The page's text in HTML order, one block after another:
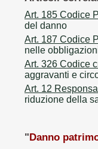
Art. 185 Codice
del danno
Art. 187 Codice
nelle
Art. 326 Codice
aggravanti e
Art. 12
riduzione della
"Danno